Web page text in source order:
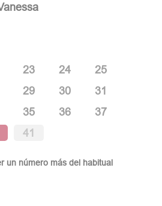
23 24
25
29 30
31
35 36
37
41
un número más del habitual